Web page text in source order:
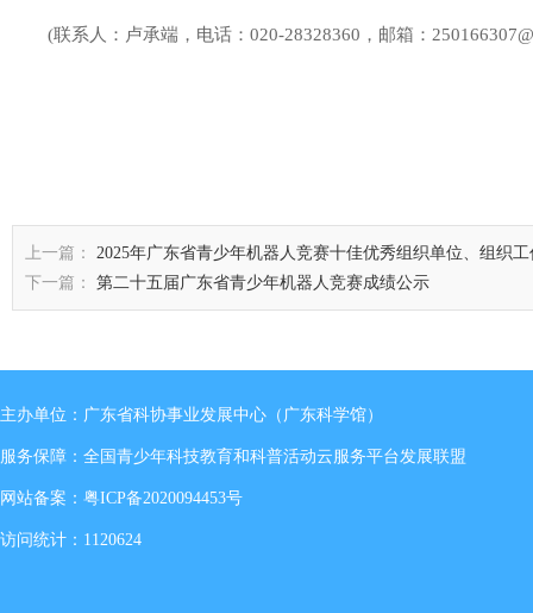
(联系人：卢承端，电话：020-28328360，邮箱：
上一篇：
2025年广东省青少年机器人竞赛十佳优秀组织单位、组织
下一篇：
第二十五届广东省青少年机器人竞赛成绩公示
主办单位：广东省科协事业发展中心（广东科学馆）
服务保障：全国青少年科技教育和科普活动云服务平台发展联盟
网站备案： 粤ICP备2020094453号
访问统计：1120624